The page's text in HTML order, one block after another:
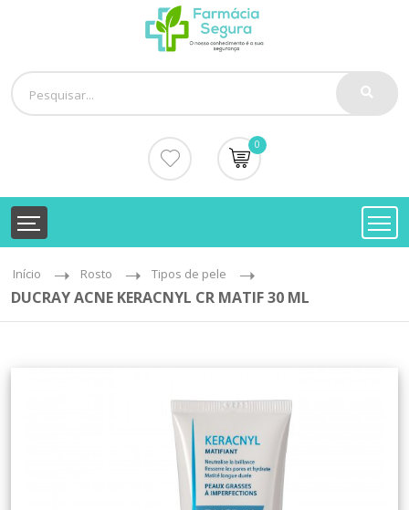
0
Início Rosto Tipos de pele
DUCRAY ACNE KERACNYL CR MATIF 30 ML